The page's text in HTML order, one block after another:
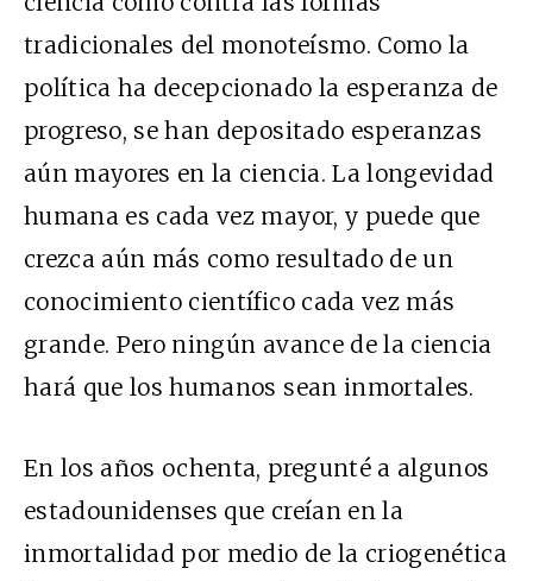
tradicionales del monoteísmo. Como la
política ha decepcionado la esperanza de
progreso, se han depositado esperanzas
aún mayores en la ciencia. La longevidad
humana es cada vez mayor, y puede que
crezca aún más como resultado de un
conocimiento científico cada vez más
grande. Pero ningún avance de la ciencia
hará que los humanos sean inmortales.
En los años ochenta, pregunté a algunos
estadounidenses que creían en la
inmortalidad por medio de la criogenética